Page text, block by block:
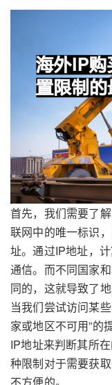
首先，我们需要了
联网中的唯一标识
址。通过IP地址，
通信。而不同国家
同的，这就导致了
当我们尝试访问某
家或地区不可用”的
IP地址来判断其所
种限制对于需要获